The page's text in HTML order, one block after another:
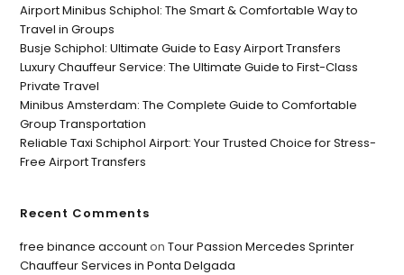
Airport Minibus Schiphol: The Smart & Comfortable Way to
Travel in Groups
Busje Schiphol: Ultimate Guide to Easy Airport Transfers
Luxury Chauffeur Service: The Ultimate Guide to First-Class
Private Travel
Minibus Amsterdam: The Complete Guide to Comfortable
Group Transportation
Reliable Taxi Schiphol Airport: Your Trusted Choice for Stress-
Free Airport Transfers
Recent Comments
free binance accountonTour Passion Mercedes Sprinter
Chauffeur Services in Ponta Delgada